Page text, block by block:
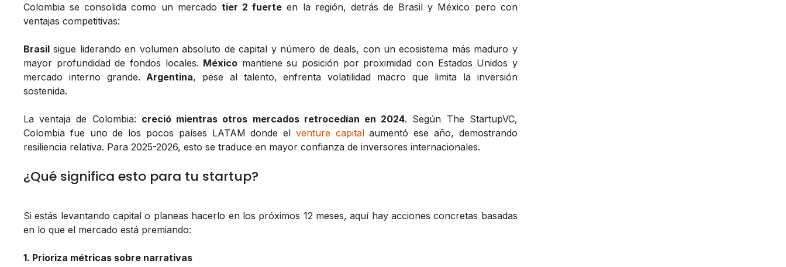
Colombia se consolida como un mercado tier 2 fuerte en la región, detrás de Brasil y México pero con
ventajas competitivas:
Brasil sigue liderando en volumen absoluto de capital y número de deals, con un ecosistema más maduro y
mayor profundidad de fondos locales. México mantiene su posición por proximidad con Estados Unidos y
mercado interno grande.Argentina, pese al talento, enfrenta volatilidad macro que limita la inversión
sostenida.
La ventaja de Colombia: creció mientras otros mercados retrocedían en 2024. Según The StartupVC,
Colombia fue uno de los pocos países LATAM donde el venture capitalaumentó ese año, demostrando
resiliencia relativa. Para 2025-2026, esto se traduce en mayor confianza de inversores internacionales.
¿Qué significa esto para tu startup?
Si estás levantando capital o planeas hacerlo en los próximos 12 meses, aquí hay acciones concretas basadas
en lo que el mercado está premiando:
1. Prioriza métricas sobre narrativas